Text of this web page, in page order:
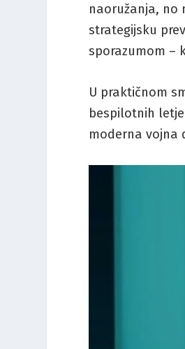
naoružanja, no
strategijsku
sporazumom –
U praktičnom
bespilotnih
moderna vojna